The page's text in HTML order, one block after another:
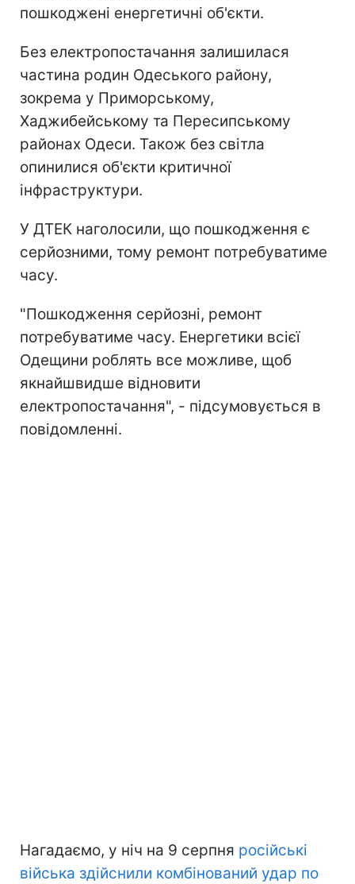
пошкоджені енергетичні об'єкти.
Без електропостачання залишилася
частина родин Одеського району,
зокрема у Приморському,
Хаджибейському та Пересипському
районах Одеси. Також без світла
опинилися об'єкти критичної
інфраструктури.
У ДТЕК наголосили, що пошкодження є
серйозними, тому ремонт потребуватиме
часу.
"Пошкодження серйозні, ремонт
потребуватиме часу. Енергетики всієї
Одещини роблять все можливе, щоб
якнайшвидше відновити
електропостачання", - підсумовується в
повідомленні.
Нагадаємо, у ніч на 9 серпня російські
війська здійснили комбінований удар по